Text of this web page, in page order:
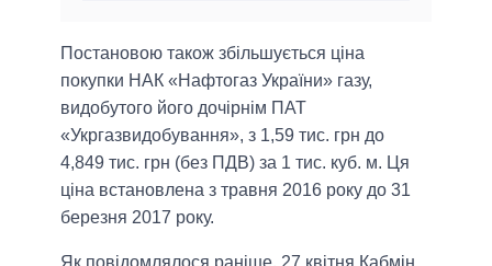
Постановою також збільшується ціна
покупки НАК «Нафтогаз України» газу,
видобутого його дочірнім ПАТ
«Укргазвидобування», з 1,59 тис. грн до
4,849 тис. грн (без ПДВ) за 1 тис. куб. м. Ця
ціна встановлена ​​з травня 2016 року до 31
березня 2017 року.